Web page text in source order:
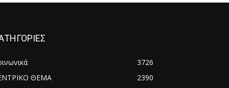
3726
ΘΕΜΑ
2390